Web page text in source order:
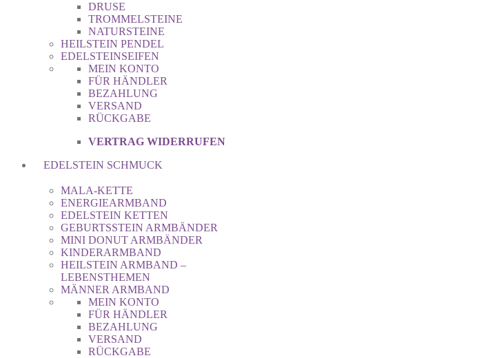
DRUSE
TROMMELSTEINE
NATURSTEINE
HEILSTEIN PENDEL
EDELSTEINSEIFEN
MEIN KONTO
FÜR HÄNDLER
BEZAHLUNG
VERSAND
RÜCKGABE
VERTRAG WIDERRUFEN
EDELSTEIN SCHMUCK
MALA-KETTE
ENERGIEARMBAND
EDELSTEIN KETTEN
GEBURTSSTEIN ARMBÄNDER
MINI DONUT ARMBÄNDER
KINDERARMBAND
HEILSTEIN ARMBAND –
LEBENSTHEMEN
MÄNNER ARMBAND
MEIN KONTO
FÜR HÄNDLER
BEZAHLUNG
VERSAND
RÜCKGABE